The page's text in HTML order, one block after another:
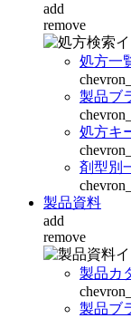
add
remove
処方一
製品ブ
処方キ
剤型別
製品資料
add
remove
製品カ
製品ブ